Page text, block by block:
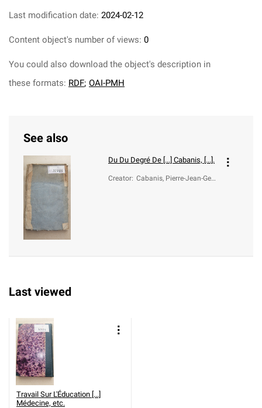
Last modification date: 2024-02-12
Content object's number of views: 0
You could also download the object's description in
these formats: RDF; OAI-PMH
See also
Du Du Degré De [...] Cabanis, [...].
Creator: Cabanis, Pierre-Jean-Geor
Last viewed
Travail Sur L'Éducation [...]
Médecine, etc.